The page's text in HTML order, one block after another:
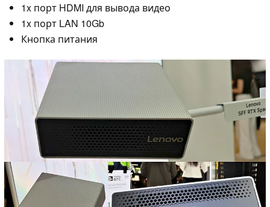
1x порт HDMI для вывода видео
1x порт LAN 10Gb
Кнопка питания